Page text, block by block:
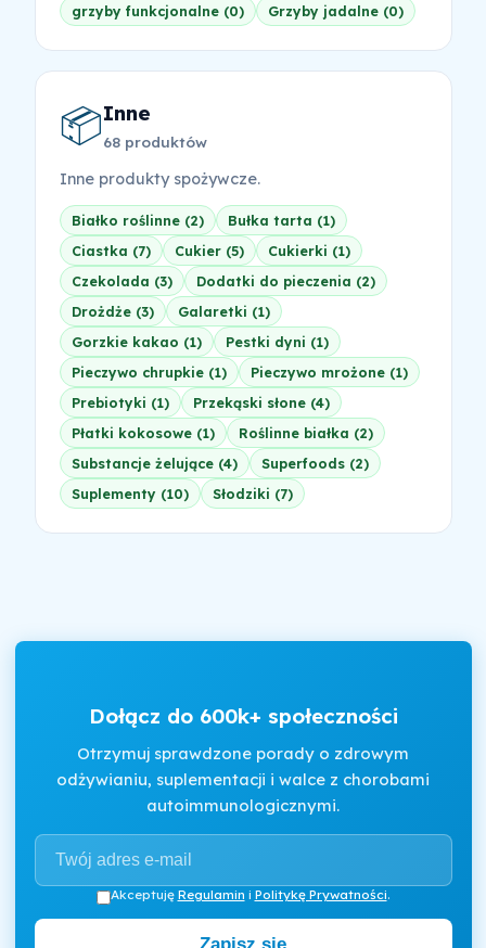
grzyby funkcjonalne (0) Grzyby jadalne (0)
📦Inne
68 produktów
Inne produkty spożywcze.
Białko roślinne (2)
Bułka tarta (1)
Ciastka (7)
Cukier (5)
Cukierki (1)
Czekolada (3)
Dodatki do pieczenia (2)
Drożdże (3)
Galaretki (1)
Gorzkie kakao (1)
Pestki dyni (1)
Pieczywo chrupkie (1)
Pieczywo mrożone (1)
Prebiotyki (1)
Przekąski słone (4)
Płatki kokosowe (1)
Roślinne białka (2)
Substancje żelujące (4)
Superfoods (2)
Suplementy (10)
Słodziki (7)
Dołącz do 600k+ społeczności
Otrzymuj sprawdzone porady o zdrowym
odżywianiu, suplementacji i walce z chorobami
autoimmunologicznymi.
Akceptuję Regulamin i Politykę Prywatności.